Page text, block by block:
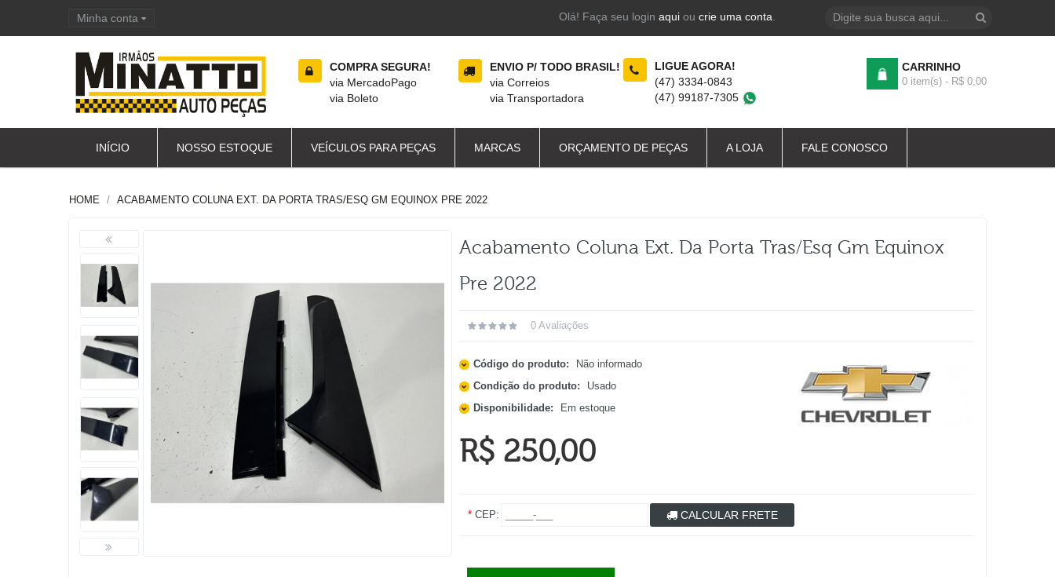
Minha conta Olá! Faça seu login aquiou crie uma conta
COMPRA SEGURA!
via MercadoPago
via Boleto
ENVIO P/ TODO BRASIL!
via Correios
via Transportadora
LIGUE AGORA!
(47) 3334-0843
(47) 99187-7305
CARRINHO
0 item(s) - R$ 0,00
INÍCIO NOSSO ESTOQUE VEÍCULOS PARA PEÇAS MARCAS ORÇAMENTO DE PEÇAS A LOJA FALE CONOSCO
HOME ACABAMENTO COLUNA EXT. DA PORTA TRAS/ESQ GM EQUINOX PRE 2022
Acabamento Coluna Ext. Da Porta Tras/esq Gm Equinox
Pre 2022
0 Avaliações
Código do produto:
Não informado
Condição do produto:
Usado
Disponibilidade:
Em estoque
R$ 250,00
*CEP: CALCULAR FRETE